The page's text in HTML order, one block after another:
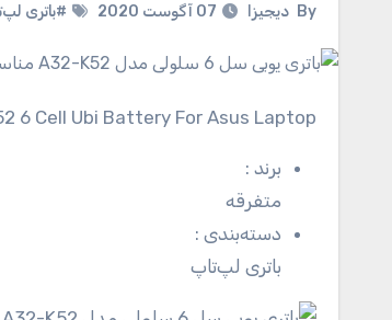
By دیجیزا 07 آگوست 2020 #باتری
6 Cell Ubi Battery For Asus Laptop
برند :
متفرقه
دسته‌بندی :
باتری لپ‌تاپ